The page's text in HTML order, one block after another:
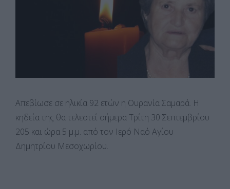
Απεβίωσε σε ηλικία 92 ετών η Ουρανία Σαμαρά. Η
κηδεία της θα τελεστεί σήμερα Τρίτη 30 Σεπτεμβρίου
205 και ώρα 5 μ.μ. από τον Ιερό Ναό Αγίου
Δημητρίου Μεσοχωρίου.